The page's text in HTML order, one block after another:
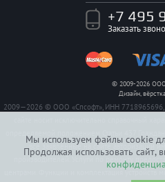
Мы используем файлы cookie
Продолжая использовать сайт,
+7 495
Заказать
© 2009-2026
Дизайн,
2009—2026 © ООО «Спсофт», ИНН
определяемой положением Статьи 437
все заявленные на сайте авторизации
производителей. Услуги по ремонту
центрами. Функции и комплектация устройств